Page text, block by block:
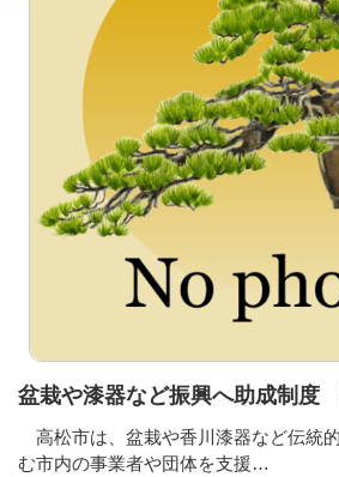
盆栽や漆器など振興へ助成制度
高松市は、盆栽や香川漆器など伝統
む市内の事業者や団体を支援…